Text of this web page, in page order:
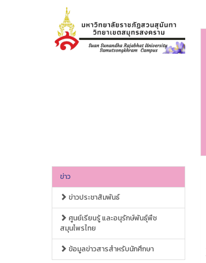
ข่าว
ข่าวประชาสัมพันธ์
ศูนย์เรียนรู้ และอนุรักษ์พันธุ์พืช
สมุนไพรไทย
ข้อมูลข่าวสารสำหรับนักศึกษา